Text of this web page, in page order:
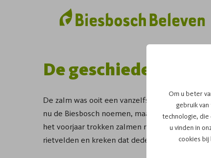
Om u beter
gebruik
technologie,
u vinden in
cookies
De geschiedenis
De zalm was ooit een vanzelfsprekende
nu de Biesbosch noemen, maakte deze vis
het voorjaar trokken zalmen massaal
rietvelden en kreken dat deden.